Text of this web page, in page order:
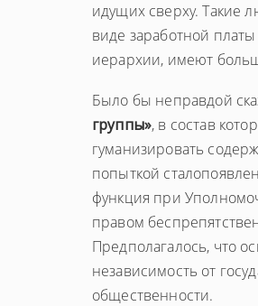
идущих сверху. Такие
виде заработной
иерархии, имеют
Было бы неправдой
группы», в состав
гуманизировать
попыткой
функция при
правом
Предполагалось, что
независимость от
общественности.